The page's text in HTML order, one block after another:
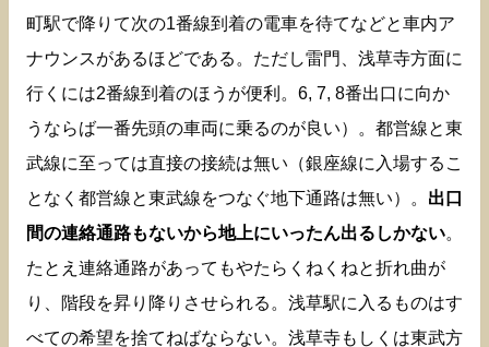
町駅で降りて次の1番線到着の電車を待てなどと車内ア
ナウンスがあるほどである。ただし雷門、浅草寺方面に
行くには2番線到着のほうが便利。6, 7, 8番出口に向か
うならば一番先頭の車両に乗るのが良い）。都営線と東
武線に至っては直接の接続は無い（銀座線に入場するこ
となく都営線と東武線をつなぐ地下通路は無い）。 出口
間の連絡通路もないから地上にいったん出るしかない。
たとえ連絡通路があってもやたらくねくねと折れ曲が
り、階段を昇り降りさせられる。浅草駅に入るものはす
べての希望を捨てねばならない。浅草寺もしくは東武方